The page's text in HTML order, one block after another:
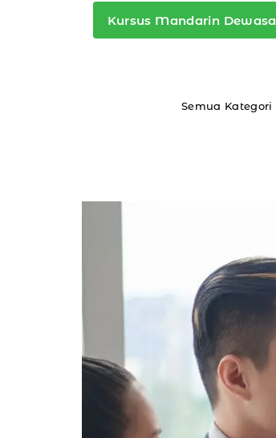
Kursus Mandarin Dewasa
Semua Kategori